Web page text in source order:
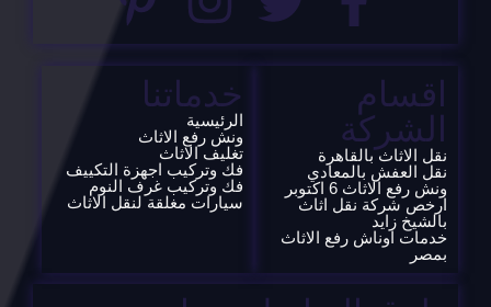
اقسام
الشركة
نقل الاثاث بالقاهرة
نقل العفش بالمعادي
ونش رفع الاثاث 6 اكتوبر
ارخص شركة نقل اثاث
بالشيخ زايد
خدمات اوناش رفع الاثاث
بمصر
خدماتنا
الرئيسية
ونش رفع الاثاث
تغليف الاثاث
فك وتركيب اجهزة التكييف
فك وتركيب غرف النوم
سيارات مغلقة لنقل الاثاث